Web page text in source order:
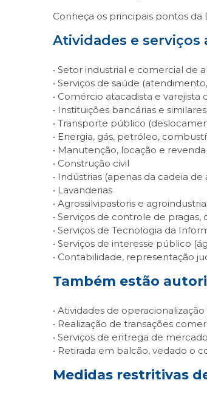
Conheça os principais pontos da
Atividades e
• Setor industrial e comercial de
• Serviços de saúde
• Comércio atacadista e
• Instituições bancárias e similares
• Transporte público
• Energia, gás, petróleo,
• Manutenção, locação e
• Construção civil
• Indústrias (apenas da cadeia de
• Lavanderias
• Agrossilvipastoris e
• Serviços de controle de
• Serviços de Tecnologia da
• Serviços de interesse público
• Contabilidade, representação
Também estão
• Atividades de
• Realização de transações
• Serviços de entrega de
• Retirada em balcão, vedado o
Medidas restritivas